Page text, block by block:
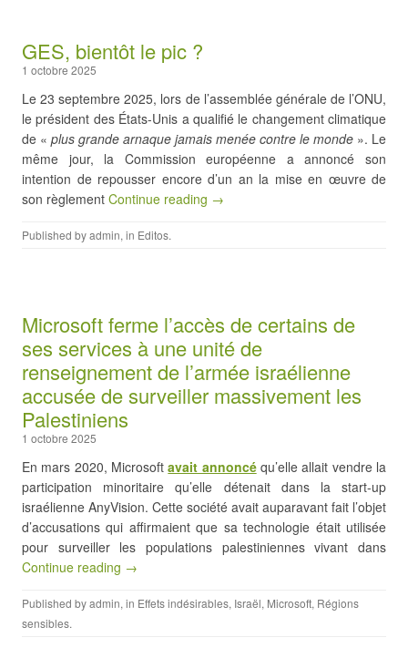
GES, bientôt le pic ?
1 octobre 2025
Le 23 septembre 2025, lors de l’assemblée générale de l’ONU,
le président des États-Unis a qualifié le changement climatique
de « plus grande arnaque jamais menée contre le monde ». Le
même jour, la Commission européenne a annoncé son
intention de repousser encore d’un an la mise en œuvre de
son règlement Continue reading →
Published byadmin, in Editos.
Microsoft ferme l’accès de certains de
ses services à une unité de
renseignement de l’armée israélienne
accusée de surveiller massivement les
Palestiniens
1 octobre 2025
En mars 2020, Microsoftavait annoncéqu’elle allait vendre la
participation minoritaire qu’elle détenait dans la start-up
israélienne AnyVision. Cette société avait auparavant fait l’objet
d’accusations qui affirmaient que sa technologie était utilisée
pour surveiller les populations palestiniennes vivant dans
Continue reading →
Published byadmin, in Effets indésirables, Israël, Microsoft, Régions
sensibles.